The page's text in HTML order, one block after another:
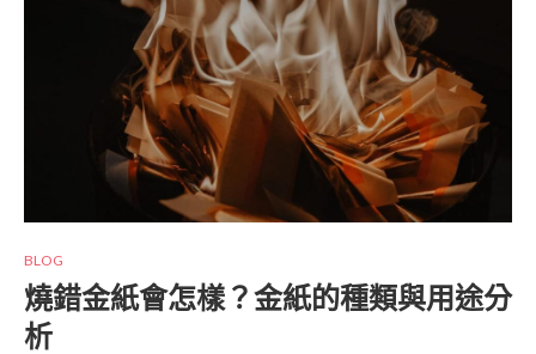
BLOG
燒錯金紙會怎樣？金紙的種類與用途分
析